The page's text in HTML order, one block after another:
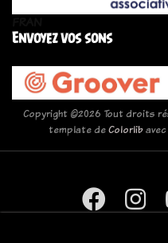
Envoyez vos sons
Copyright ©2026 Tout droits
template deColorlib